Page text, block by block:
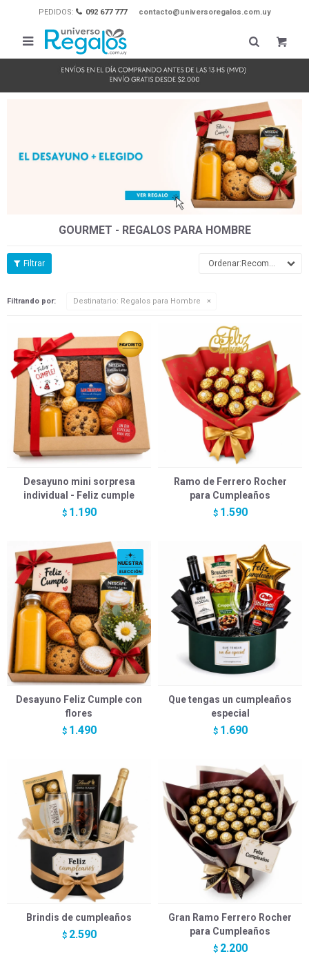
PEDIDOS: 092 677 777 contacto@universoregalos.com.uy

GOURMET - REGALOS PARA HOMBRE
Recomendados
Filtrando por: Destinatario: Regalos para Hombre
Desayuno mini sorpresa
individual - Feliz cumple
$ 1.190
Ramo de Ferrero Rocher
para Cumpleaños
$ 1.590
Desayuno Feliz Cumple con
flores
$ 1.490
Que tengas un cumpleaños
especial
$ 1.690
Brindis de cumpleaños
$ 2.590
Gran Ramo Ferrero Rocher
para Cumpleaños
$ 2.200